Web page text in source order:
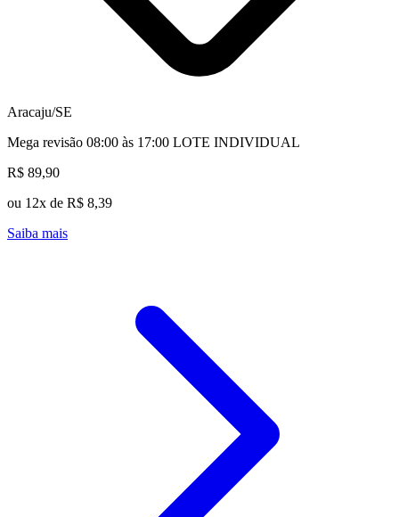
Aracaju/SE
Mega revisão 08:00 às 17:00 LOTE INDIVIDUAL
R$ 89,90
ou 12x de R$ 8,39
Saiba mais